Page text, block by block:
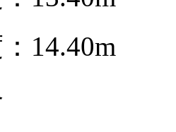
14.40m